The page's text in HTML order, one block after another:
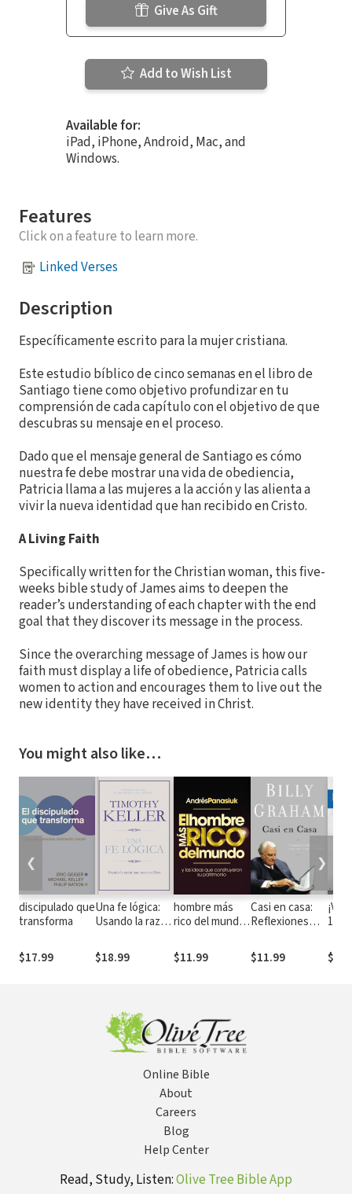
Give As Gift
Add to Wish List
Available for:
iPad, iPhone, Android, Mac, and
Windows.
Features
Click on a feature to learn more.
Linked Verses
Description
Específicamente escrito para la mujer cristiana.
Este estudio bíblico de cinco semanas en el libro de
Santiago tiene como objetivo profundizar en tu
comprensión de cada capítulo con el objetivo de que
descubras su mensaje en el proceso.
Dado que el mensaje general de Santiago es cómo
nuestra fe debe mostrar una vida de obediencia,
Patricia llama a las mujeres a la acción y las alienta a
vivir la nueva identidad que han recibido en Cristo.
A Living Faith
Specifically written for the Christian woman, this five-
weeks bible study of James aims to deepen the
reader’s understanding of each chapter with the end
goal that they discover its message in the process.
Since the overarching message of James is how our
faith must display a life of obedience, Patricia calls
women to action and encourages them to live out the
new identity they have received in Christ.
You might also like…
discipulado que
transforma
$17.99
Una fe lógica:
Usando la razón
Dios
$18.99
hombre más
rico del mundo:
construyeron
su patrimonio.
$11.99
Casi en casa:
Reflexiones
fe y el fin de la
carrera
$11.99
10
❮ ❯
Online Bible
About
Careers
Blog
Help Center
Read, Study, Listen:Olive Tree Bible App